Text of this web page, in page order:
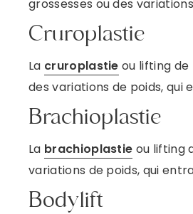
grossesses ou des
Cruroplastie
La cruroplastie ou lifting de
des variations de poids,
Brachioplastie
La brachioplastie ou lifting
variations de poids, qui
Bodylift